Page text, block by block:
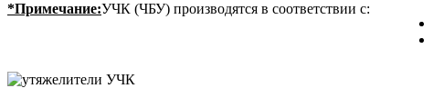
*Примечание:УЧК (ЧБУ) производятся в соответствии с: